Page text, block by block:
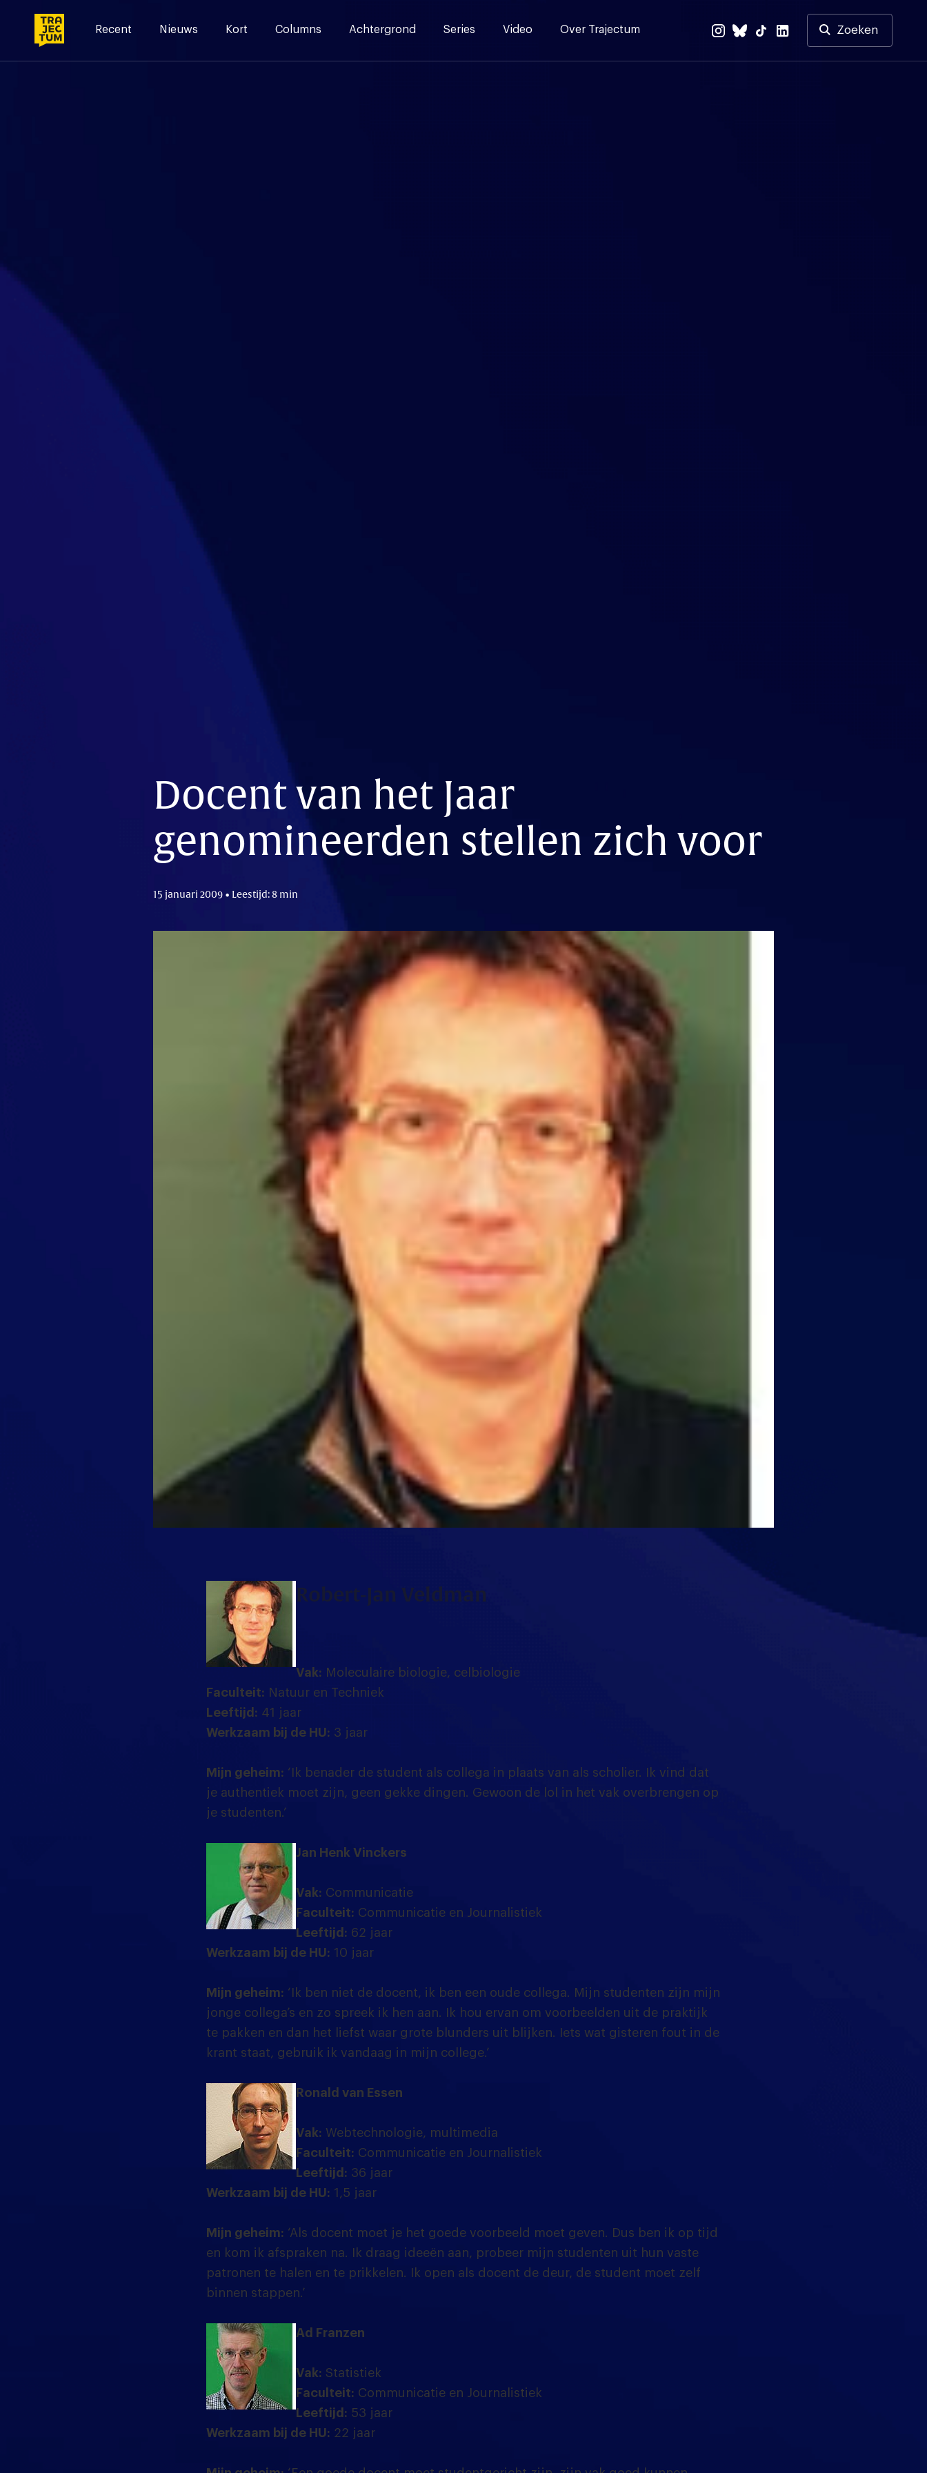
Recent Nieuws Kort Columns Achtergrond Series Video Over Trajectum Zoeken
Docent van het Jaar
genomineerden stellen zich voor
15 januari 2009 • Leestijd: 8 min
Robert-Jan Veldman
Vak: Moleculaire biologie, celbiologie
Faculteit: Natuur en Techniek
Leeftijd: 41 jaar
Werkzaam bij de HU: 3 jaar
Mijn geheim: ‘Ik benader de student als collega in plaats van als scholier. Ik vind dat
je authentiek moet zijn, geen gekke dingen. Gewoon de lol in het vak overbrengen op
je studenten.’
Jan Henk Vinckers
Vak: Communicatie
Faculteit: Communicatie en Journalistiek
Leeftijd: 62 jaar
Werkzaam bij de HU: 10 jaar
Mijn geheim: ‘Ik ben niet de docent, ik ben een oude collega. Mijn studenten zijn mijn
jonge collega’s en zo spreek ik hen aan. Ik hou ervan om voorbeelden uit de praktijk
te pakken en dan het liefst waar grote blunders uit blijken. Iets wat gisteren fout in de
krant staat, gebruik ik vandaag in mijn college.’
Ronald van Essen
Vak: Webtechnologie, multimedia
Faculteit: Communicatie en Journalistiek
Leeftijd: 36 jaar
Werkzaam bij de HU: 1,5 jaar
Mijn geheim: ‘Als docent moet je het goede voorbeeld moet geven. Dus ben ik op tijd
en kom ik afspraken na. Ik draag ideeën aan, probeer mijn studenten uit hun vaste
patronen te halen en te prikkelen. Ik open als docent de deur, de student moet zelf
binnen stappen.’
Ad Franzen
Vak: Statistiek
Faculteit: Communicatie en Journalistiek
Leeftijd: 53 jaar
Werkzaam bij de HU: 22 jaar